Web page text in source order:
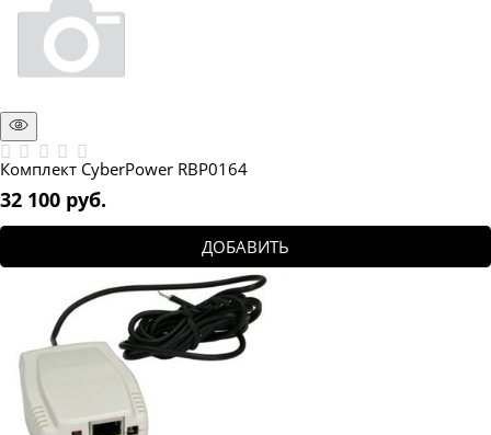
Комплект CyberPower RBP0164
32 100 руб.
ДОБАВИТЬ